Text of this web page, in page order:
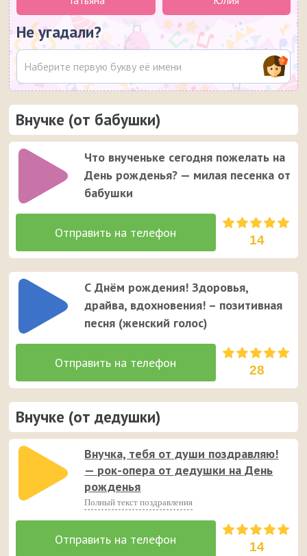
Не угадали?
Внучке (от бабушки)
Что внученьке сегодня пожелать на
День рожденья? — милая песенка от
бабушки
14
С Днём рождения! Здоровья,
драйва, вдохновения! – позитивная
песня (женский голос)
28
Внучке (от дедушки)
Внучка, тебя от души поздравляю!
— рок-опера от дедушки на День
рожденья
Полный текст поздравления
14